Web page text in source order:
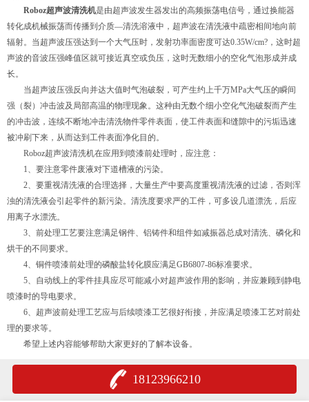
Roboz超声波清洗机是由超声波发生器发出的高频振荡电信号，通过换能器
转化成机械振荡而传播到介质—清洗溶液中，超声波在清洗液中疏密相间地向前
辐射。当超声波压强达到一个大气压时，发射功率面密度可达0.35W/cm?，这时超
声波的音波压强峰值区就可接近真空或负压，这时无数细小的空化气泡形成并成
长。
当超声波压强反向并达大值时气泡破裂，可产生约上千万MPa大气压的瞬间
强（裂）冲击波及局部高温的物理现象。这种由无数个细小空化气泡破裂而产生
的冲击波，连续不断地冲击清洗物件零件表面，使工件表面和缝隙中的污垢迅速
被冲刷下来，从而达到工件表面净化目的。
Roboz超声波清洗机在应用到喷漆前处理时，应注意：
1、要注意零件废液对下道槽液的污染。
2、要重视清洗液的合理选择，大量生产中要高度重视清洗液的过滤，否则浑
浊的清洗液会引起零件的新污染。清洗度要求严的工件，可多设几道漂洗，后应
用离子水漂洗。
3、前处理工艺要注意满足钢件、铝铸件和组件如减振器总成对清洗、磷化和
烘干的不同要求。
4、铜件喷漆前处理的磷酸盐转化膜应满足GB6807-86标准要求。
5、自动线上的零件挂具应尽可能减小对超声波作用的影响，并应兼顾到静电
喷漆时的导电要求。
6、超声波前处理工艺应与后续喷漆工艺很好衔接，并应满足喷漆工艺对前处
理的要求等。
希望上述内容能够帮助大家更好的了解本设备。
18123966210